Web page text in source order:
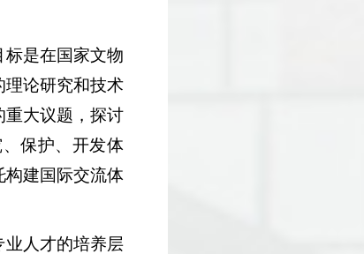
是在国家文物
理论研究和技术
重大议题，探讨
保护、开发体
构建国际交流体
人才的培养层